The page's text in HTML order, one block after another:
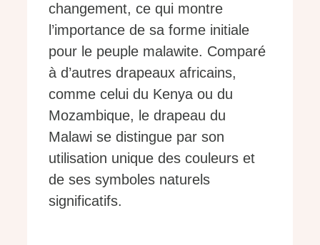
changement, ce qui montre
l’importance de sa forme initiale
pour le peuple malawite. Comparé
à d’autres drapeaux africains,
comme celui du Kenya ou du
Mozambique, le drapeau du
Malawi se distingue par son
utilisation unique des couleurs et
de ses symboles naturels
significatifs.